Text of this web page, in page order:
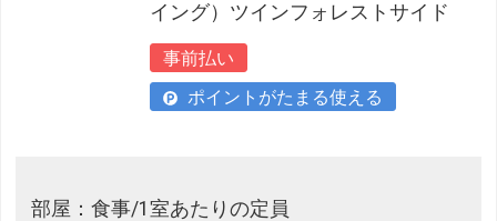
イング）ツインフォレストサイド
事前払い
ポイントがたまる使える
部屋：食事/1室あたりの定員